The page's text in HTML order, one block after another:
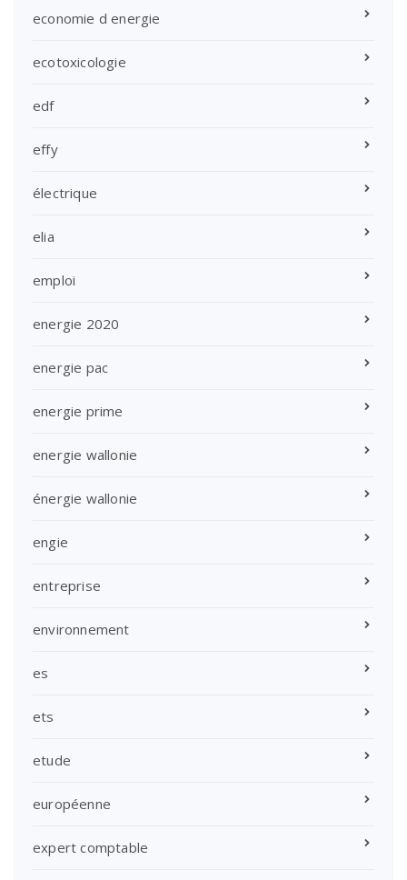
economie d energie
ecotoxicologie
edf
effy
électrique
elia
emploi
energie 2020
energie pac
energie prime
energie wallonie
énergie wallonie
engie
entreprise
environnement
es
ets
etude
européenne
expert comptable